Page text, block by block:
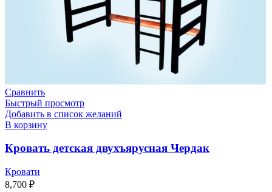
Сравнить
Быстрый просмотр
Добавить в список желаний
В корзину
Кровать детская двухъярусная Чердак
Кровати
8,700 ₽